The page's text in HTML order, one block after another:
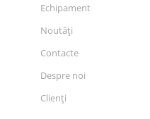
Echipament
Noutăți
Contacte
Despre noi
Clienți